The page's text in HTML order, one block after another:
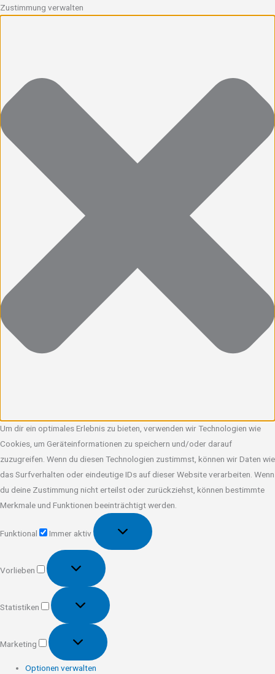
Zustimmung verwalten
Um dir ein optimales Erlebnis zu bieten, verwenden wir Technologien wie
Cookies, um Geräteinformationen zu speichern und/oder darauf
zuzugreifen. Wenn du diesen Technologien zustimmst, können wir Daten wie
das Surfverhalten oder eindeutige IDs auf dieser Website verarbeiten. Wenn
du deine Zustimmung nicht erteilst oder zurückziehst, können bestimmte
Merkmale und Funktionen beeinträchtigt werden.
Funktional
Immer aktiv
Vorlieben
Vorlieben
Statistiken
Statistiken
Marketing
Marketing
Optionen verwalten